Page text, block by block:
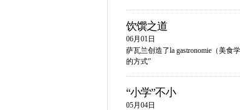
饮馔之道
06月01日
萨瓦兰创造了la gastronomie（美
的方式”
“小学”不小
05月04日